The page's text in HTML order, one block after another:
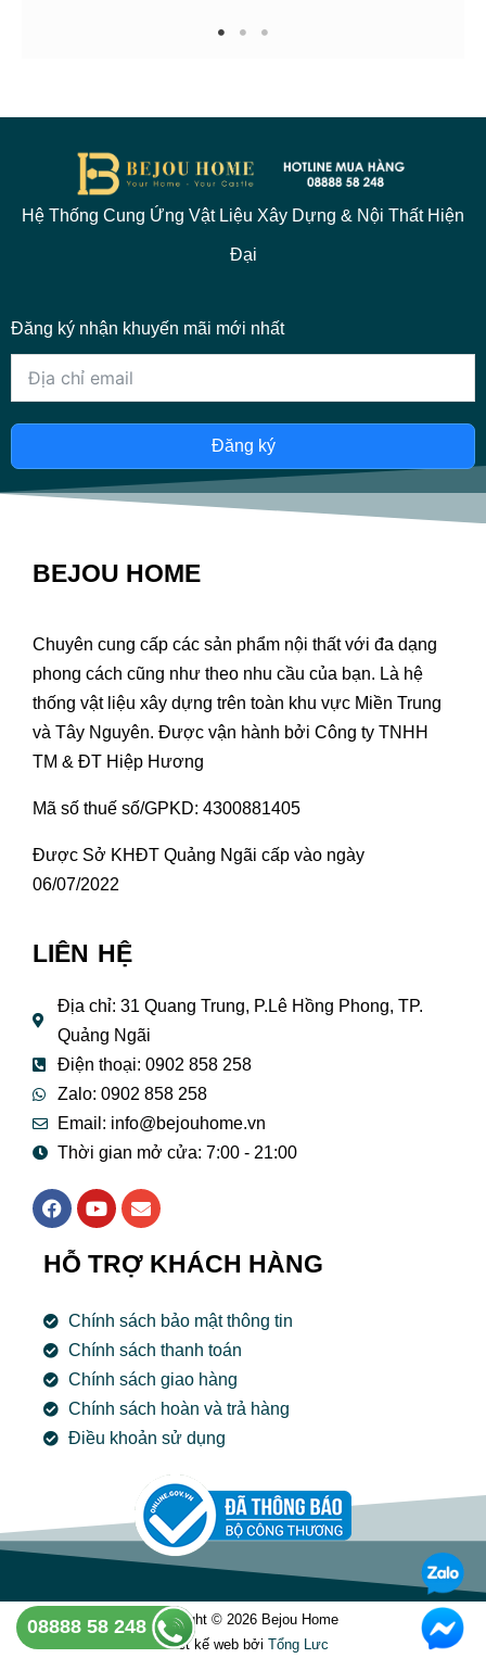
1 2 3
Hệ Thống Cung Ứng Vật Liệu Xây Dựng & Nội Thất Hiện
Đại
Đăng ký nhận khuyến mãi mới nhất
Đăng ký
BEJOU HOME
Chuyên cung cấp các sản phẩm nội thất với đa dạng
phong cách cũng như theo nhu cầu của bạn. Là hệ
thống vật liệu xây dựng trên toàn khu vực Miền Trung
và Tây Nguyên. Được vận hành bởi Công ty TNHH
TM & ĐT Hiệp Hương
Mã số thuế số/GPKD: 4300881405
Được Sở KHĐT Quảng Ngãi cấp vào ngày
06/07/2022
LIÊN HỆ
Địa chỉ: 31 Quang Trung, P.Lê Hồng Phong, TP.
Quảng Ngãi
Điện thoại: 0902 858 258
Zalo: 0902 858 258
Email: info@bejouhome.vn
Thời gian mở cửa: 7:00 - 21:00
F
a
e
b
o
k
Y
o
t
u
e
E
n
e
p
HỖ TRỢ KHÁCH HÀNG
Chính sách bảo mật thông tin
Chính sách thanh toán
Chính sách giao hàng
Chính sách hoàn và trả hàng
Điều khoản sử dụng
Copyright © 2026 Bejou Home
Thiết kế web bởi Tổng Lưc
08888 58 248